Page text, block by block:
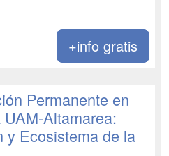
+info gratis
Permanente en
Altamarea:
y Ecosistema de la